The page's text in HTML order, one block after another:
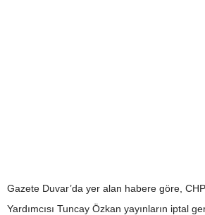
Gazete Duvar’da yer alan habere göre,
Yardımcısı Tuncay Özkan yayınların iptal